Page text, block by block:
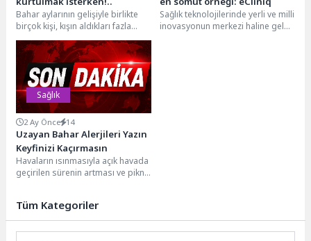
Bahar aylarının gelişiyle birlikte
birçok kişi, kışın aldıkları fazla
kilolardan kurtulmak ve ‘yaza fit
girmek’...
Sağlık teknolojilerinde yerli ve milli
inovasyonun merkezi haline gelen
Sağlık
2 Ay Önce 14
Uzayan Bahar Alerjileri Yazın
Keyfinizi Kaçırmasın
Havaların ısınmasıyla açık havada
geçirilen sürenin artması ve piknik
Tüm Kategoriler